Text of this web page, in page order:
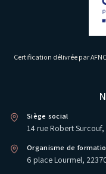
Certification délivrée par
Siège social
14 rue Robert
Organisme de
6 place Lourmel,